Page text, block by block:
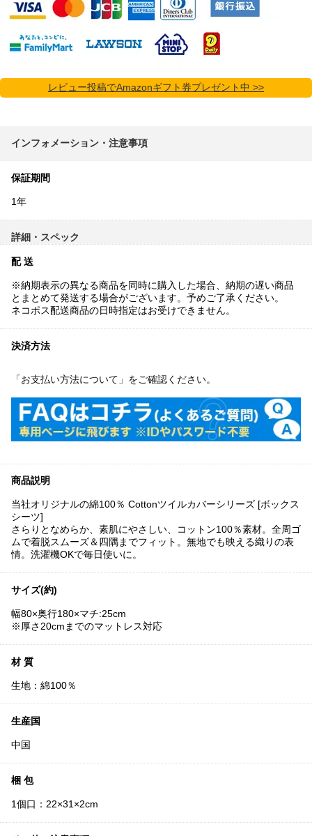
レビュー投稿でAmazonギフト券プレゼント中 >>
インフォメーション・注意事項
保証期間
1年
詳細・スペック
配 送
※納期表示の異なる商品を同時に購入した場合、納期の遅い商品
とまとめて発送する場合がございます。予めご了承ください。
ネコポス配送商品の日時指定はお受けできません。
決済方法
「お支払い方法について」をご確認ください。
商品説明
当社オリジナルの綿100％ Cottonツイルカバーシリーズ [ボックス
シーツ]
さらりとなめらか、素肌にやさしい、コットン100％素材。全周ゴ
ムで着脱スムーズ＆四隅までフィット。無地でも映える織りの表
情。洗濯機OKで毎日使いに。
サイズ(約)
幅80×奥行180×マチ:25cm
※厚さ20cmまでのマットレス対応
材 質
生地：綿100％
生産国
中国
梱 包
1個口：22×31×2cm